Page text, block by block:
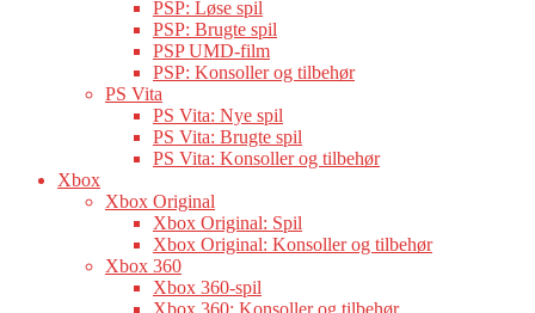
PSP: Løse spil
PSP: Brugte spil
PSP UMD-film
PSP: Konsoller og tilbehør
PS Vita
PS Vita: Nye spil
PS Vita: Brugte spil
PS Vita: Konsoller og tilbehør
Xbox
Xbox Original
Xbox Original: Spil
Xbox Original: Konsoller og tilbehør
Xbox 360
Xbox 360-spil